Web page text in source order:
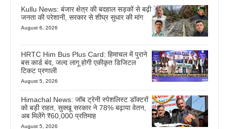
Kullu News: बंजार क्षेत्र की बदहाल सड़कों से बढ़ी
जनता की परेशानी, सरकार से शीघ्र सुधार की मांग
August 6, 2026
HRTC Him Bus Plus Card: हिमाचल में पुराने
बस कार्ड बंद, जल्द लागू होगी एकीकृत डिजिटल
टिकट प्रणाली
August 5, 2026
Himachal News: जॉब ट्रेनी स्पेशलिस्ट डॉक्टरों
को बड़ी राहत, सुक्खू सरकार ने 78% बढ़ाया वेतन,
अब मिलेंगे ₹60,000 प्रतिमाह
August 5, 2026